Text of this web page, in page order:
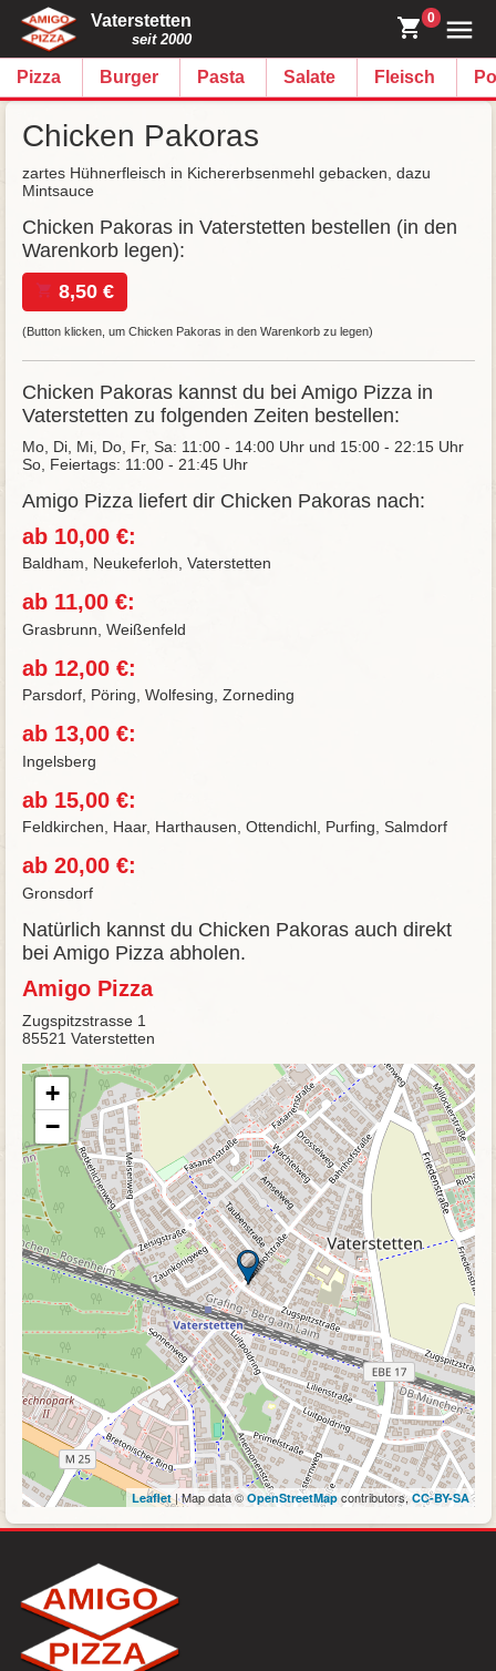
Vaterstetten
seit 2000
0
Pizza Burger Pasta Salate Fleisch
Chicken Pakoras
zartes Hühnerfleisch in Kichererbsenmehl gebacken, dazu
Mintsauce
Chicken Pakoras in Vaterstetten bestellen (in den
Warenkorb legen):
8,50 €
(Button klicken, um Chicken Pakoras in den Warenkorb zu legen)
Chicken Pakoras kannst du bei Amigo Pizza in
Vaterstetten zu folgenden Zeiten bestellen:
Mo, Di, Mi, Do, Fr, Sa: 11:00 - 14:00 Uhr und 15:00 - 22:15 Uhr
So, Feiertags: 11:00 - 21:45 Uhr
Amigo Pizza liefert dir Chicken Pakoras nach:
ab 10,00 €:
Baldham, Neukeferloh, Vaterstetten
ab 11,00 €:
Grasbrunn, Weißenfeld
ab 12,00 €:
Parsdorf, Pöring, Wolfesing, Zorneding
ab 13,00 €:
Ingelsberg
ab 15,00 €:
Feldkirchen, Haar, Harthausen, Ottendichl, Purfing, Salmdorf
ab 20,00 €:
Gronsdorf
Natürlich kannst du Chicken Pakoras auch direkt
bei Amigo Pizza abholen.
Amigo Pizza
Zugspitzstrasse 1
85521 Vaterstetten
+
−
Leaflet| Map data © OpenStreetMapcontributors,CC-BY-SA